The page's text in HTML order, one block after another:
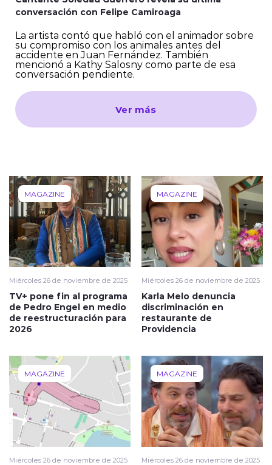
modo claro
conversación con Felipe Camiroaga
La artista contó que habló con el animador sobre
su compromiso con los animales antes del
accidente en Juan Fernández. También
mencionó a Kathy Salosny como parte de esa
conversación pendiente.
Ver más
MAGAZINE
Miércoles 26 de noviembre de 2025
TV+ pone fin al programa
de Pedro Engel en medio
de reestructuración para
2026
MAGAZINE
Miércoles 26 de noviembre de 2025
Karla Melo denuncia
discriminación en
restaurante de
Providencia
MAGAZINE
Miércoles 26 de noviembre de 2025
MAGAZINE
Miércoles 26 de noviembre de 2025